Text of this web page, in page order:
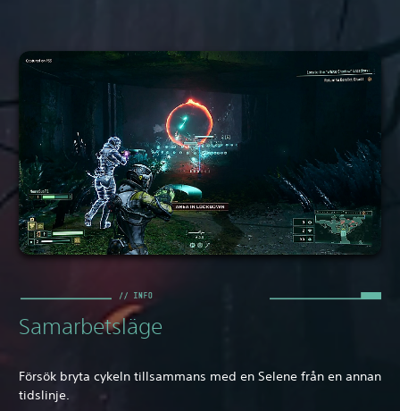
Samarbetsläge
Försök bryta cykeln tillsammans med en Selene från en annan
tidslinje.